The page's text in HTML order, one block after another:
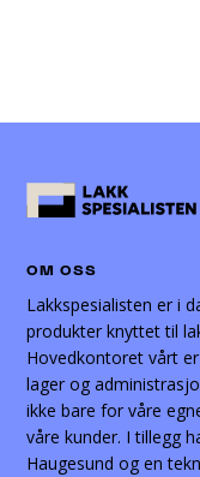
OM OSS
Lakkspesialisten er i
produkter knyttet til
Hovedkontoret vårt
lager og
ikke bare for våre
våre kunder. I tillegg
Haugesund og en